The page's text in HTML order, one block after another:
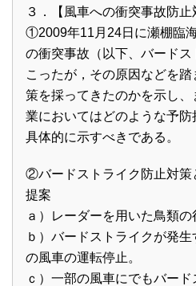
３．【風車への衝突事故防
①2009年11月24日に瀬棚臨
の衝突事故（以下、バード
こったが，その原因などを
策を採ってきたのかを示し
業においてはどのような予防
具体的に示すべきである。
②バードストライク防止対策
提案
ａ）レーダーを用いた鳥類の
ｂ）バードストライクが発
の風車の運転停止。
ｃ）一部の風車にでもバー